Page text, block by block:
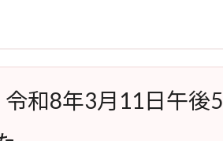
和8年3月11日午後5